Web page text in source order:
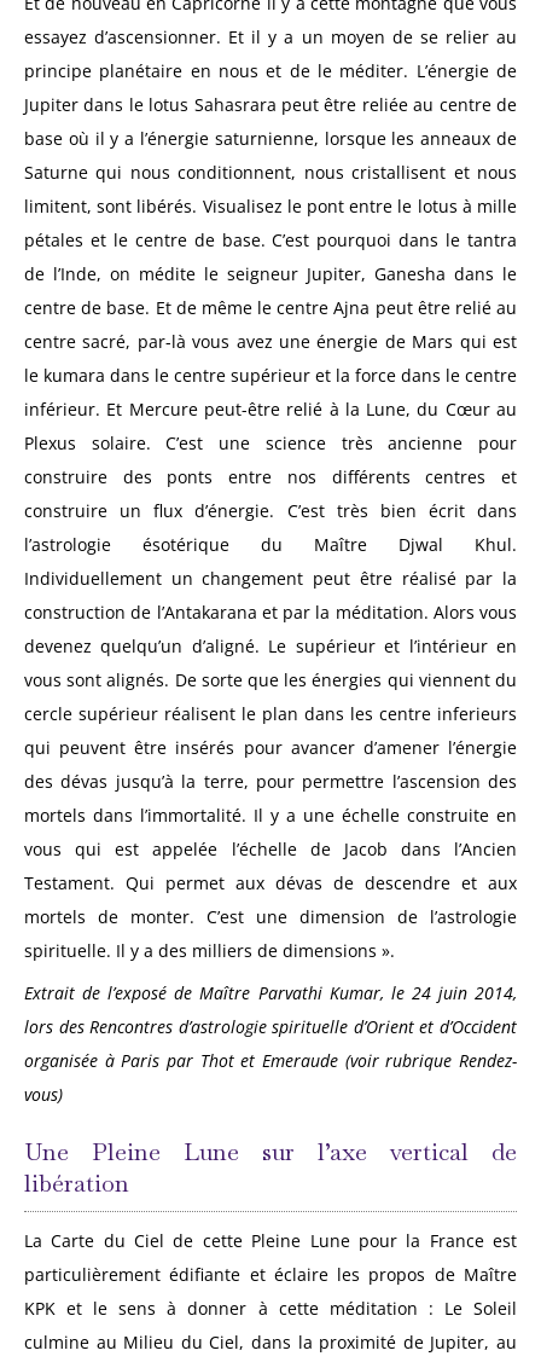
essayez d’ascensionner. Et il y a un moyen de se relier au
principe planétaire en nous et de le méditer. L’énergie de
Jupiter dans le lotus Sahasrara peut être reliée au centre de
base où il y a l’énergie saturnienne, lorsque les anneaux de
Saturne qui nous conditionnent, nous cristallisent et nous
limitent, sont libérés. Visualisez le pont entre le lotus à mille
pétales et le centre de base. C’est pourquoi dans le tantra
de l’Inde, on médite le seigneur Jupiter, Ganesha dans le
centre de base. Et de même le centre Ajna peut être relié au
centre sacré, par-là vous avez une énergie de Mars qui est
le kumara dans le centre supérieur et la force dans le centre
inférieur. Et Mercure peut-être relié à la Lune, du Cœur au
Plexus solaire. C’est une science très ancienne pour
construire des ponts entre nos différents centres et
construire un flux d’énergie. C’est très bien écrit dans
l’astrologie ésotérique du Maître Djwal Khul.
Individuellement un changement peut être réalisé par la
construction de l’Antakarana et par la méditation. Alors vous
devenez quelqu’un d’aligné. Le supérieur et l’intérieur en
vous sont alignés. De sorte que les énergies qui viennent du
cercle supérieur réalisent le plan dans les centre inferieurs
qui peuvent être insérés pour avancer d’amener l’énergie
des dévas jusqu’à la terre, pour permettre l’ascension des
mortels dans l’immortalité. Il y a une échelle construite en
vous qui est appelée l’échelle de Jacob dans l’Ancien
Testament. Qui permet aux dévas de descendre et aux
mortels de monter. C’est une dimension de l’astrologie
spirituelle. Il y a des milliers de dimensions ».
Extrait de l’exposé de Maître Parvathi Kumar, le 24 juin 2014,
lors des Rencontres d’astrologie spirituelle d’Orient et d’Occident
organisée à Paris par Thot et Emeraude (voir rubrique Rendez-
vous)
Une Pleine Lune sur l’axe vertical de
libération
La Carte du Ciel de cette Pleine Lune pour la France est
particulièrement édifiante et éclaire les propos de Maître
KPK et le sens à donner à cette méditation : Le Soleil
culmine au Milieu du Ciel, dans la proximité de Jupiter, au